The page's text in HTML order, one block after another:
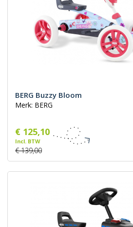
BERG Buzzy Bloom
Merk: BERG
€ 125,10
Incl. BTW
€ 139,00